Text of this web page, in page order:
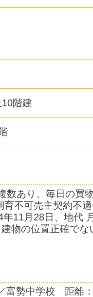
階建
数あり、毎日の買
不可売主契約不
11月28日、地代
物の位置正確でな
富勢中学校 距離